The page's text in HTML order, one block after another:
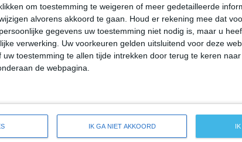
om toestemming te weigeren of meer gedetailleerde
alvorens akkoord te gaan.
Houd er rekening mee dat
gegevens uw toestemming niet nodig is, maar u
verwerking. Uw voorkeuren gelden uitsluitend voor deze
uw toestemming te allen tijde intrekken door terug te keren
de webpagina.
IK GA NIET AKKOORD
21:00 00:00 03:00 06:00
3 NNW 2 NNW 1 NNW 1 ZZW 1
weersverwachting voor Axum